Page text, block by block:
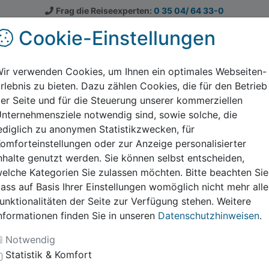
Frag die Reiseexperten: 0 35 04/ 64 33-0
Downloads
Geschichte
– Infos für Lehrer &
Cookie-Einstellungen
verwenden Cookies, um Ihnen ein optimales Webseiten-
zu bieten. Dazu zählen Cookies, die für den Betrieb
Seite und für die Steuerung unserer kommerziellen
notwendig sind, sowie solche, die
zu anonymen Statistikzwecken, für
oder zur Anzeige personalisierter
genutzt werden. Sie können selbst entscheiden,
Kategorien Sie zulassen möchten. Bitte beachten
auf Basis Ihrer Einstellungen womöglich nicht mehr alle
der Seite zur Verfügung stehen. Weitere
finden Sie in unseren Datenschutzhinweisen.
Notwendig
Statistik & Komfort